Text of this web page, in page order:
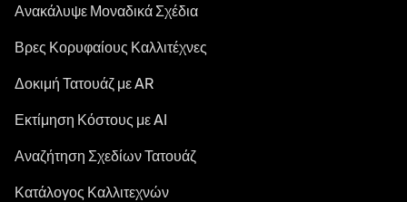
Ανακάλυψε Μοναδικά Σχέδια
Βρες Κορυφαίους Καλλιτέχνες
Δοκιμή Τατουάζ με AR
Εκτίμηση Κόστους με AI
Αναζήτηση Σχεδίων Τατουάζ
Κατάλογος Καλλιτεχνών